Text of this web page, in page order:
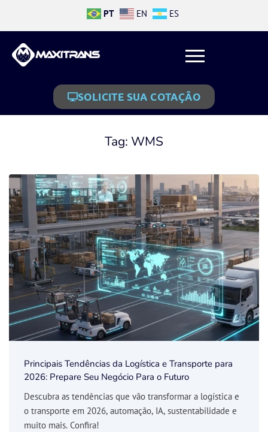
PT EN ES
SOLICITE SUA COTAÇÃO
Tag: WMS
Principais Tendências da Logística e Transporte para
2026: Prepare Seu Negócio Para o Futuro
Descubra as tendências que vão transformar a logística e
o transporte em 2026, automação, IA, sustentabilidade e
muito mais. Confira!